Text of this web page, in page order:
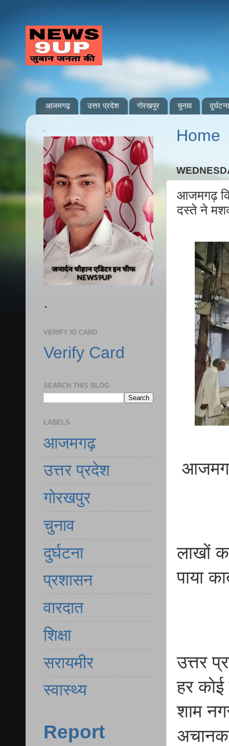
आजमगढ़ उत्तर प्रदेश गोरखपुर चुनाव दुर्घटना
Home
आजमगढ़
दस्ते ने
लाखों
पाया
उत्तर
हर
शाम
अचानक
.
.
VERIFY ID CARD
Verify Card
SEARCH THIS BLOG
LABELS
आजमगढ़
उत्तर प्रदेश
गोरखपुर
चुनाव
दुर्घटना
प्रशासन
वारदात
शिक्षा
सरायमीर
स्वास्थ्य
Report